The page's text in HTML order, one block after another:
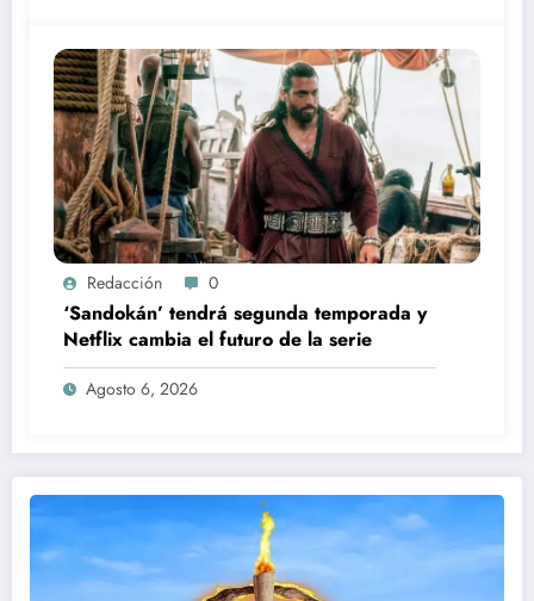
Redacción 0
‘Sandokán’ tendrá segunda temporada y
Netflix cambia el futuro de la serie
Agosto 6, 2026